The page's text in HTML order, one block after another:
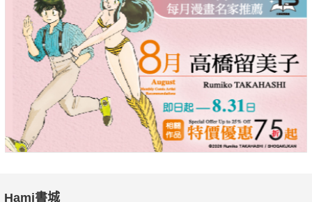
Hami書城